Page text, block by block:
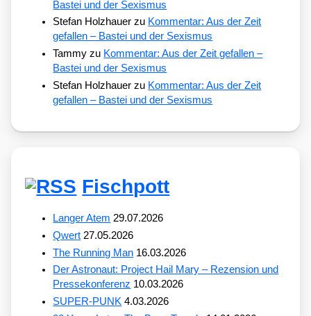
Bastei und der Sexismus
Stefan Holzhauer zu Kommentar: Aus der Zeit
gefallen – Bastei und der Sexismus
Tammy zu Kommentar: Aus der Zeit gefallen –
Bastei und der Sexismus
Stefan Holzhauer zu Kommentar: Aus der Zeit
gefallen – Bastei und der Sexismus
Fischpott
Langer Atem 29.07.2026
Qwert 27.05.2026
The Running Man 16.03.2026
Der Astronaut: Project Hail Mary – Rezension und
Pressekonferenz 10.03.2026
SUPER-PUNK 4.03.2026